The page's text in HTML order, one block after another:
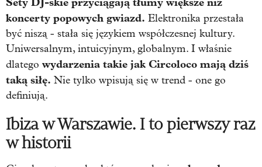
koncerty popowych gwiazd. Elektronika przestała
być niszą - stała się językiem współczesnej kultury.
Uniwersalnym, intuicyjnym, globalnym. I właśnie
dlatego wydarzenia takie jak Circoloco mają dziś
taką siłę. Nie tylko wpisują się w trend - one go
definiują.
Ibiza w Warszawie. I to pierwszy raz
w historii